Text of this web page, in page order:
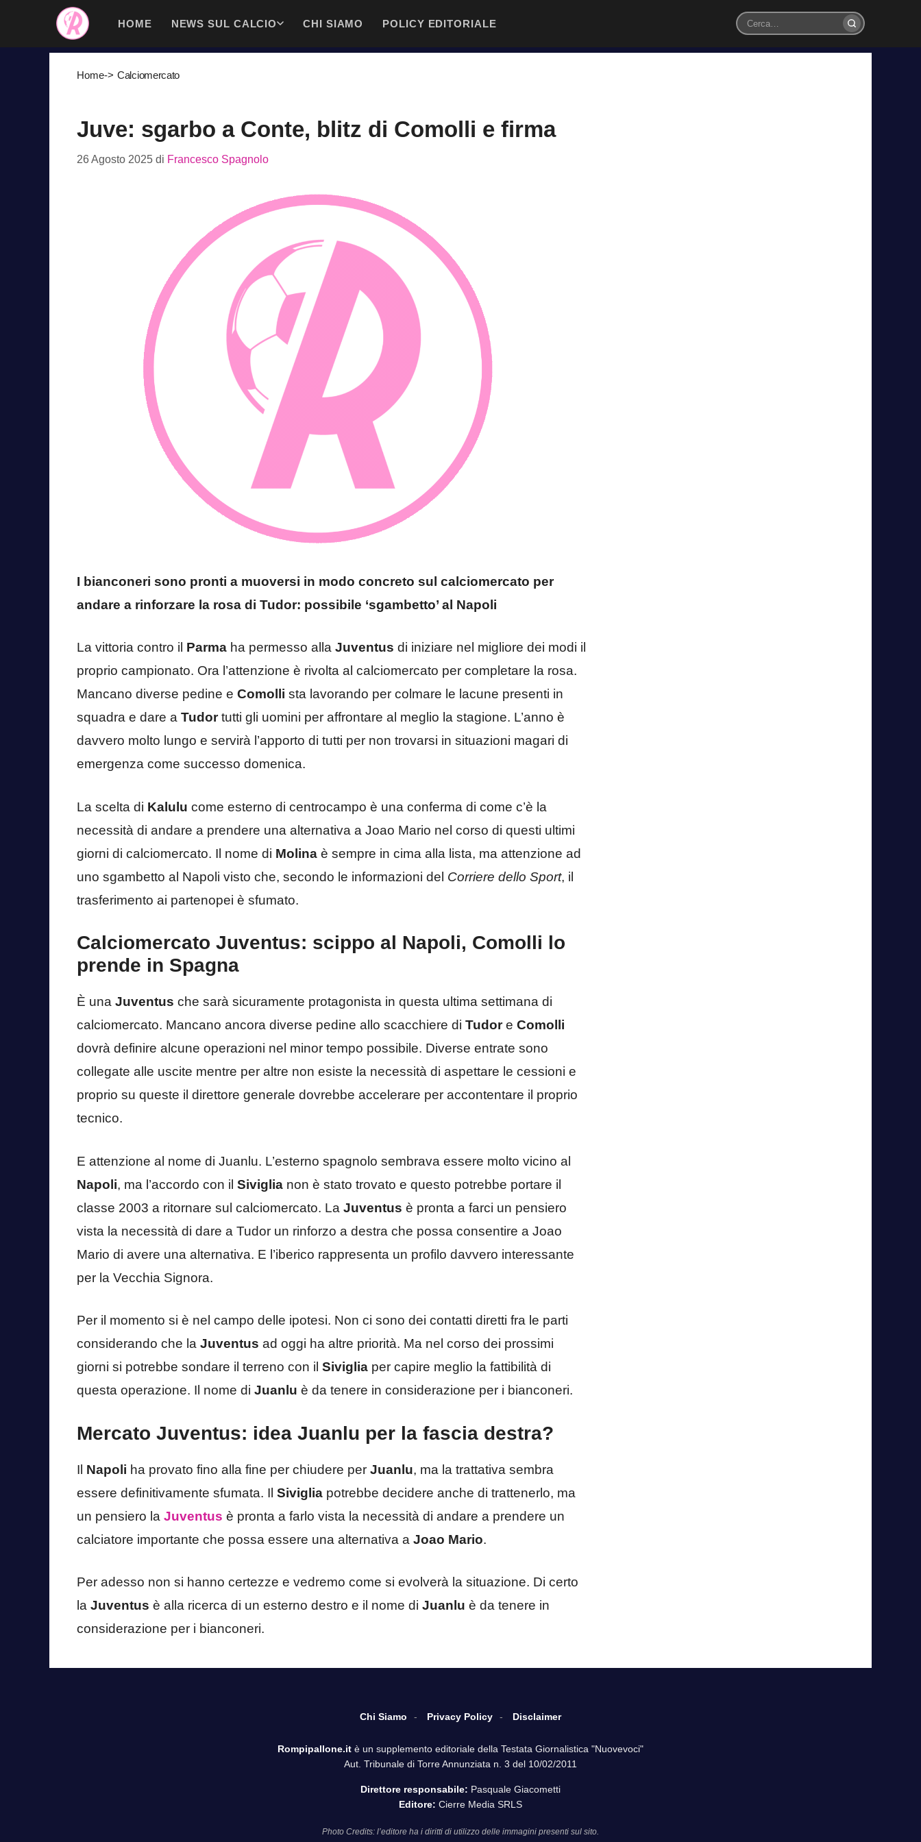
contenuto
HOME NEWS SUL CALCIO CHI SIAMO POLICY EDITORIALE
Cerca
Home-> Calciomercato
Juve: sgarbo a Conte, blitz di Comolli e firma
26 Agosto 2025 di Francesco Spagnolo
I bianconeri sono pronti a muoversi in modo concreto sul calciomercato per
andare a rinforzare la rosa di Tudor: possibile ‘sgambetto’ al Napoli
La vittoria contro il Parma ha permesso alla Juventus di iniziare nel migliore dei modi il
proprio campionato. Ora l’attenzione è rivolta al calciomercato per completare la rosa.
Mancano diverse pedine e Comolli sta lavorando per colmare le lacune presenti in
squadra e dare a Tudortutti gli uomini per affrontare al meglio la stagione. L’anno è
davvero molto lungo e servirà l’apporto di tutti per non trovarsi in situazioni magari di
emergenza come successo domenica.
La scelta di Kalulu come esterno di centrocampo è una conferma di come c’è la
necessità di andare a prendere una alternativa a Joao Mario nel corso di questi ultimi
giorni di calciomercato. Il nome di Molina è sempre in cima alla lista, ma attenzione ad
uno sgambetto al Napoli visto che, secondo le informazioni del Corriere dello Sport, il
trasferimento ai partenopei è sfumato.
Calciomercato Juventus: scippo al Napoli, Comolli lo
prende in Spagna
È una Juventus che sarà sicuramente protagonista in questa ultima settimana di
calciomercato. Mancano ancora diverse pedine allo scacchiere di Tudore Comolli
dovrà definire alcune operazioni nel minor tempo possibile. Diverse entrate sono
collegate alle uscite mentre per altre non esiste la necessità di aspettare le cessioni e
proprio su queste il direttore generale dovrebbe accelerare per accontentare il proprio
tecnico.
E attenzione al nome di Juanlu. L’esterno spagnolo sembrava essere molto vicino al
Napoli, ma l’accordo con il Siviglia non è stato trovato e questo potrebbe portare il
classe 2003 a ritornare sul calciomercato. La Juventus è pronta a farci un pensiero
vista la necessità di dare a Tudor un rinforzo a destra che possa consentire a Joao
Mario di avere una alternativa. E l’iberico rappresenta un profilo davvero interessante
per la Vecchia Signora.
Per il momento si è nel campo delle ipotesi. Non ci sono dei contatti diretti fra le parti
considerando che la Juventus ad oggi ha altre priorità. Ma nel corso dei prossimi
giorni si potrebbe sondare il terreno con il Siviglia per capire meglio la fattibilità di
questa operazione. Il nome di Juanlu è da tenere in considerazione per i bianconeri.
Mercato Juventus: idea Juanlu per la fascia destra?
Il Napoli ha provato fino alla fine per chiudere per Juanlu, ma la trattativa sembra
essere definitivamente sfumata. Il Siviglia potrebbe decidere anche di trattenerlo, ma
un pensiero la Juventus è pronta a farlo vista la necessità di andare a prendere un
calciatore importante che possa essere una alternativa a Joao Mario.
Per adesso non si hanno certezze e vedremo come si evolverà la situazione. Di certo
la Juventus è alla ricerca di un esterno destro e il nome di Juanlu è da tenere in
considerazione per i bianconeri.
Chi Siamo Privacy Policy Disclaimer
Rompipallone.it è un supplemento editoriale della Testata Giornalistica "Nuovevoci"
Aut. Tribunale di Torre Annunziata n. 3 del 10/02/2011
Direttore responsabile: Pasquale Giacometti
Editore: Cierre Media SRLS
Photo Credits: l’editore ha i diritti di utilizzo delle immagini presenti sul sito.